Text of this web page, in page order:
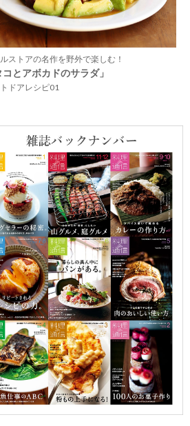
ストアの名作を野外で楽しむ！
とアボカドのサラダ」
ドアレシピ01